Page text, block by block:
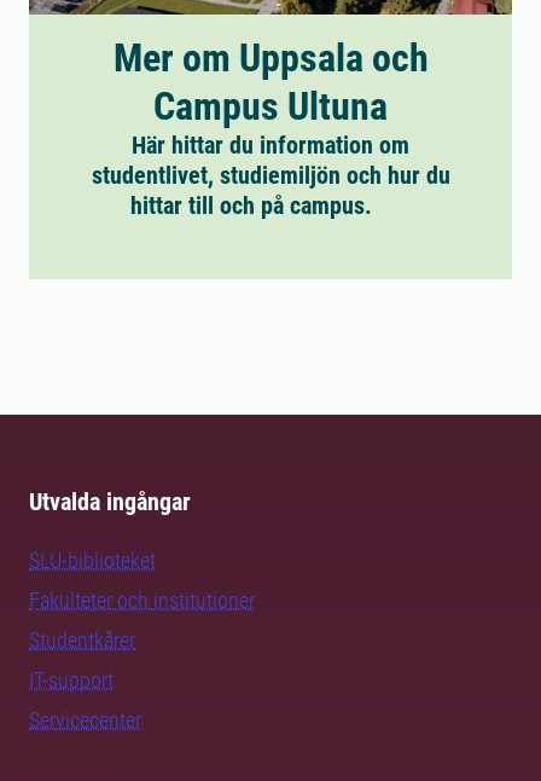
Mer om Uppsala och
Campus Ultuna
Här hittar du information om
studentlivet, studiemiljön och hur du
hittar till och på campus.
Utvalda ingångar
SLU-biblioteket
Fakulteter och institutioner
Studentkårer
IT-support
Servicecenter